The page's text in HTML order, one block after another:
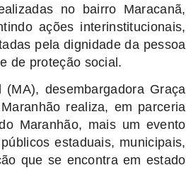
no bairro Maracanã,
ações interinstitucionais,
pela dignidade da pessoa
de proteção social.
desembargadora Graça
realiza, em parceria
Maranhão, mais um evento
estaduais, municipais,
que se encontra em estado